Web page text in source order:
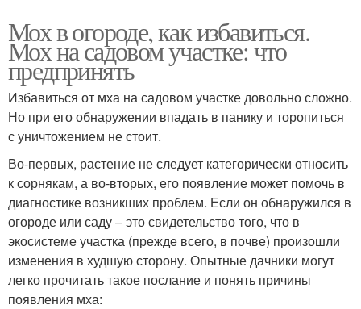
Мох в огороде, как избавиться.
Мох на садовом участке: что
предпринять
Избавиться от мха на садовом участке довольно сложно.
Но при его обнаружении впадать в панику и торопиться
с уничтожением не стоит.
Во-первых, растение не следует категорически относить
к сорнякам, а во-вторых, его появление может помочь в
диагностике возникших проблем. Если он обнаружился в
огороде или саду – это свидетельство того, что в
экосистеме участка (прежде всего, в почве) произошли
изменения в худшую сторону. Опытные дачники могут
легко прочитать такое послание и понять причины
появления мха: